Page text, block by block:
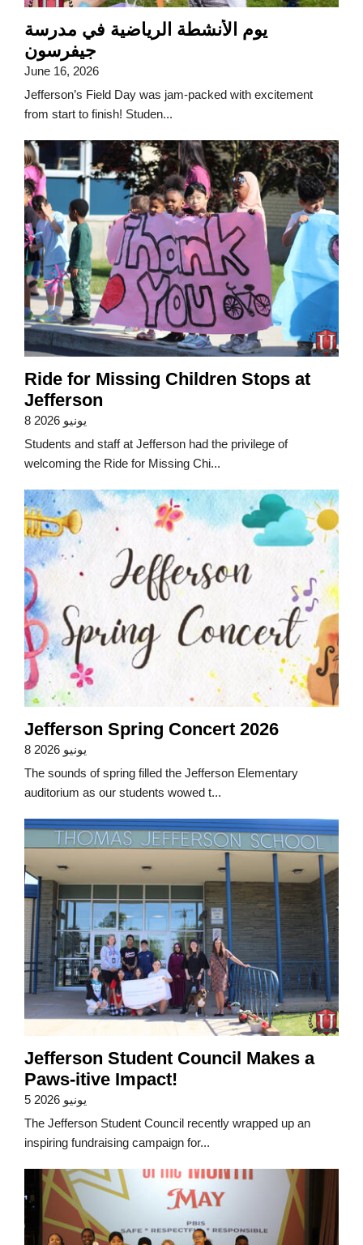
يوم الأنشطة الرياضية في مدرسة
جيفرسون
June 16, 2026
Jefferson’s Field Day was jam-packed with excitement
from start to finish! Studen...
Ride for Missing Children Stops at
Jefferson
8 يونيو 2026
Students and staff at Jefferson had the privilege of
welcoming the Ride for Missing Chi...
Jefferson Spring Concert 2026
8 يونيو 2026
The sounds of spring filled the Jefferson Elementary
auditorium as our students wowed t...
Jefferson Student Council Makes a
Paws-itive Impact!
5 يونيو 2026
The Jefferson Student Council recently wrapped up an
inspiring fundraising campaign for...